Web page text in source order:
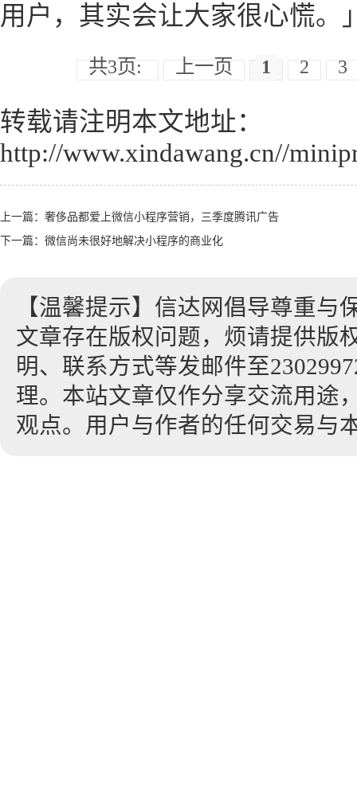
用户，其实会让大家很心慌。
共3页: 上一页 1 2 3
转载请注明本文地址：
http://www.xindawang.cn//
上一篇： 奢侈品都爱上微信小程序营销，三季度腾讯广告
下一篇： 微信尚未很好地解决小程序的商业化
【温馨提示】信达网倡导尊重与
文章存在版权问题，烦请提供版
明、联系方式等发邮件至
理。本站文章仅作分享交流用途
观点。用户与作者的任何交易与